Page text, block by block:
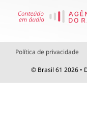
Política de privacidade
© Brasil 61 2026 •